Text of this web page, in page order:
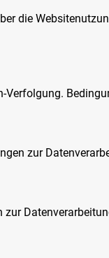
die
zur